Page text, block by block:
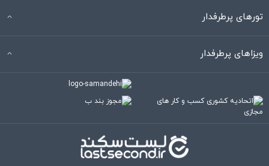
تورهای پرطرفدار
ویزاهای پرطرفدار